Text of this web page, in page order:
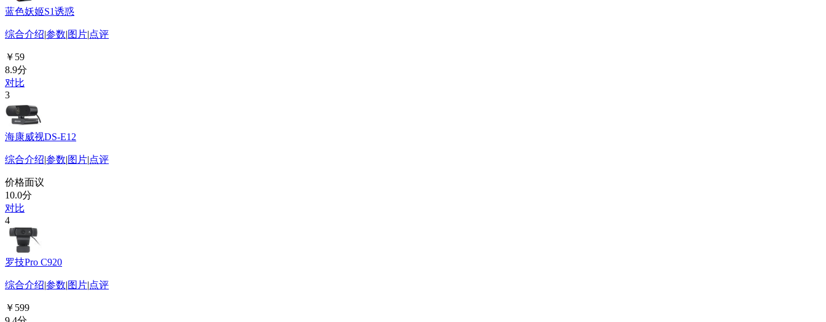
蓝色妖姬S1诱惑
综合介绍|参数|图片|点评
￥59
8.9分
对比
3
海康威视DS-E12
综合介绍|参数|图片|点评
价格面议
10.0分
对比
4
罗技Pro C920
综合介绍|参数|图片|点评
￥599